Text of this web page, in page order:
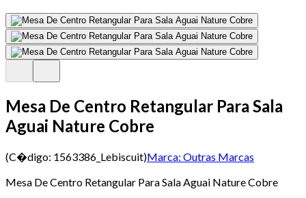
Mesa De Centro Retangular Para Sala
Aguai Nature Cobre
(C�digo: 1563386_Lebiscuit)Marca: Outras Marcas
Mesa De Centro Retangular Para Sala Aguai Nature Cobre